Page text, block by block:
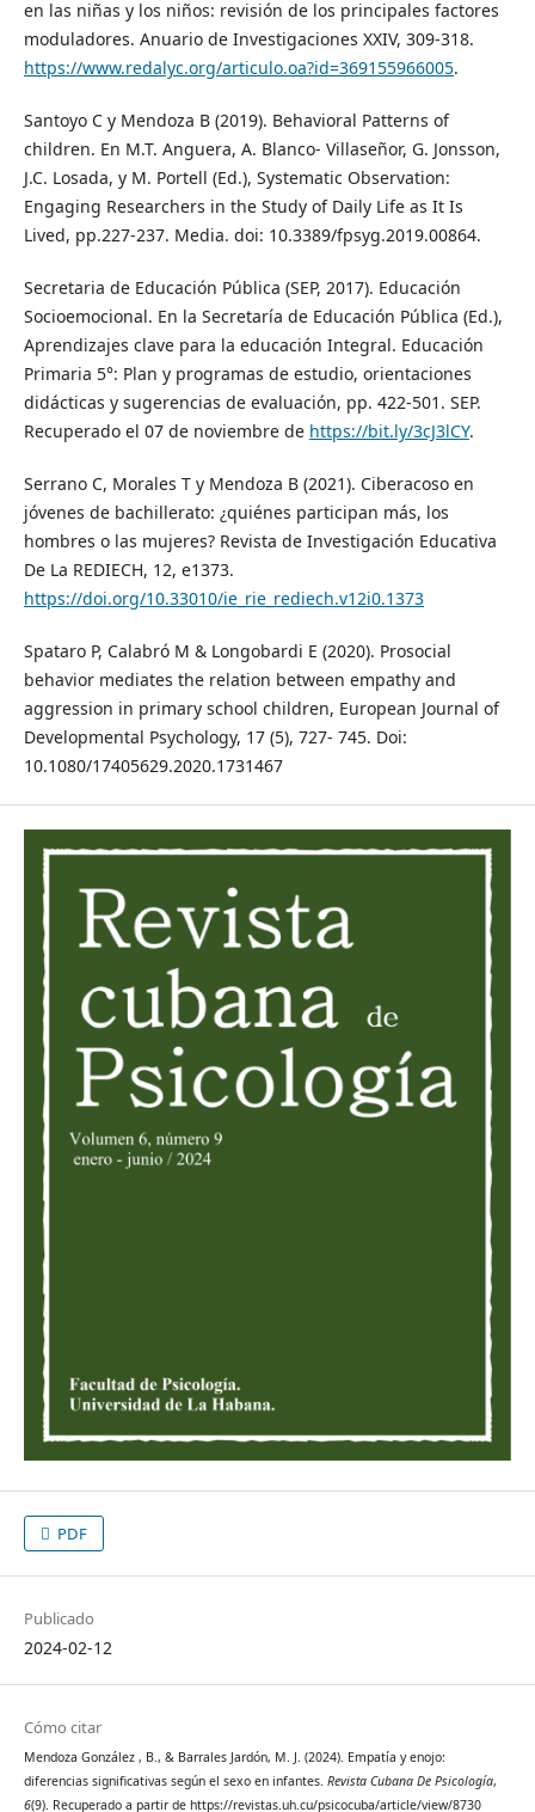
en las niñas y los niños: revisión de los principales factores
moduladores. Anuario de Investigaciones XXIV, 309-318.
https://www.redalyc.org/articulo.oa?id=369155966005.
Santoyo C y Mendoza B (2019). Behavioral Patterns of
children. En M.T. Anguera, A. Blanco- Villaseñor, G. Jonsson,
J.C. Losada, y M. Portell (Ed.), Systematic Observation:
Engaging Researchers in the Study of Daily Life as It Is
Lived, pp.227-237. Media. doi: 10.3389/fpsyg.2019.00864.
Secretaria de Educación Pública (SEP, 2017). Educación
Socioemocional. En la Secretaría de Educación Pública (Ed.),
Aprendizajes clave para la educación Integral. Educación
Primaria 5°: Plan y programas de estudio, orientaciones
didácticas y sugerencias de evaluación, pp. 422-501. SEP.
Recuperado el 07 de noviembre de https://bit.ly/3cJ3lCY.
Serrano C, Morales T y Mendoza B (2021). Ciberacoso en
jóvenes de bachillerato: ¿quiénes participan más, los
hombres o las mujeres? Revista de Investigación Educativa
De La REDIECH, 12, e1373.
https://doi.org/10.33010/ie_rie_rediech.v12i0.1373
Spataro P, Calabró M & Longobardi E (2020). Prosocial
behavior mediates the relation between empathy and
aggression in primary school children, European Journal of
Developmental Psychology, 17 (5), 727- 745. Doi:
10.1080/17405629.2020.1731467
PDF
Publicado
2024-02-12
Cómo citar
Mendoza González , B., & Barrales Jardón, M. J. (2024). Empatía y enojo:
diferencias significativas según el sexo en infantes. Revista Cubana De Psicología,
6(9). Recuperado a partir de https://revistas.uh.cu/psicocuba/article/view/8730